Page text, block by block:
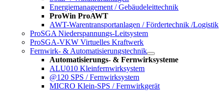
Energiemanagement / Gebäudeleittechnik
ProWin ProAWT
AWT-Warentransportanlagen / Fördertechnik /Logistik
ProSGA Niederspannungs-Leitsystem
ProSGA-VKW Virtuelles Kraftwerk
Fernwirk- & Automatisierungstechnik
Automatisierungs- & Fernwirksysteme
ALU010 Kleinfernwirksystem
@120 SPS / Fernwirksystem
MICRO Klein-SPS / Fernwirkgerät